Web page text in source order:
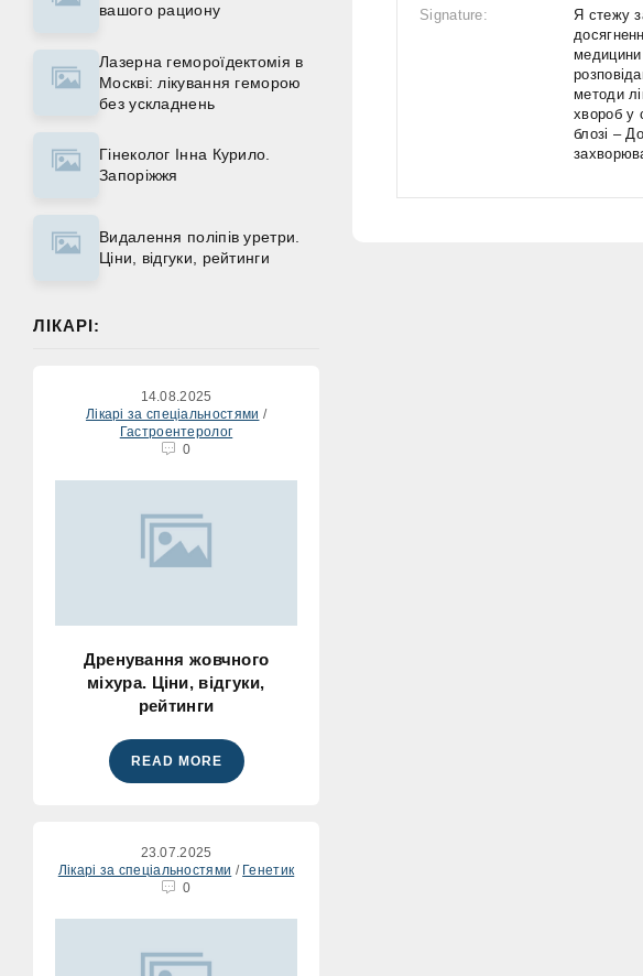
вашого рациону
Лазерна гемороїдектомія в
Москві: лікування геморою
без ускладнень
Гінеколог Інна Курило.
Запоріжжя
Видалення поліпів уретри.
Ціни, відгуки, рейтинги
ЛІКАРІ:
14.08.2025
Лікарі за спеціальностями /
Гастроентеролог
0
Дренування жовчного
міхура. Ціни, відгуки,
рейтинги
READ MORE
23.07.2025
Лікарі за спеціальностями / Генетик
0
Signature:
Я стежу
методи
хвороб у
блозі –